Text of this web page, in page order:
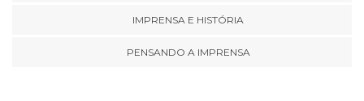
IMPRENSA E HISTÓRIA
PENSANDO A IMPRENSA